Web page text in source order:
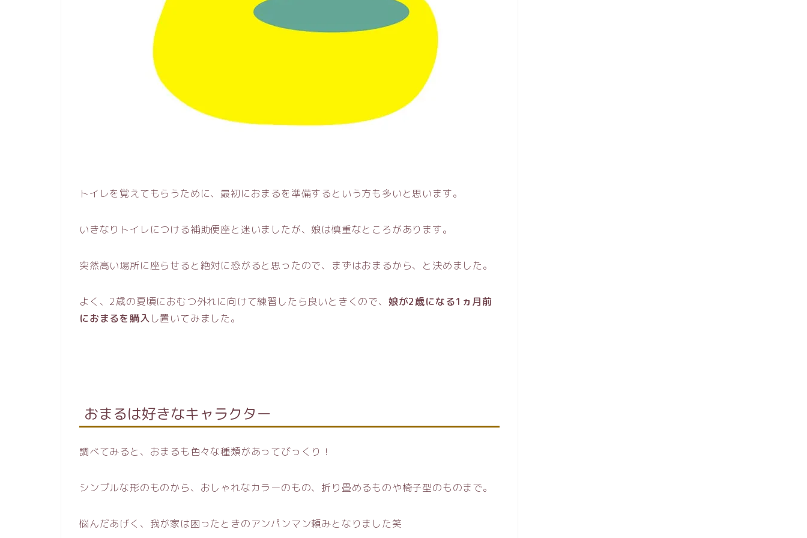
トイレを覚えてもらうために、最初におまるを準備するという方も多いと思います。
いきなりトイレにつける補助便座と迷いましたが、娘は慎重なところがあります。
突然高い場所に座らせると絶対に恐がると思ったので、まずはおまるから、と決めました。
よく、2歳の夏頃におむつ外れに向けて練習したら良いときくので、 娘が2歳になる1ヵ月前
におまるを購入し置いてみました。
おまるは好きなキャラクター
調べてみると、おまるも色々な種類があってびっくり！
シンプルな形のものから、おしゃれなカラーのもの、折り畳めるものや椅子型のものまで。
悩んだあげく、我が家は困ったときのアンパンマン頼みとなりました笑